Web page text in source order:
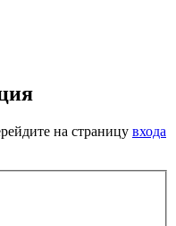
на страницу входа